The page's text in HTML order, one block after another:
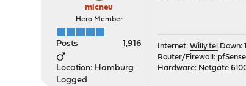
micneu
Hero Member
Posts 1,916
Location: Hamburg
Logged
Internet:Willy.tel
Down:
Router/Firewall:
Hardware: Netgate